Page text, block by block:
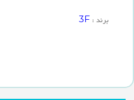
برند : 3F